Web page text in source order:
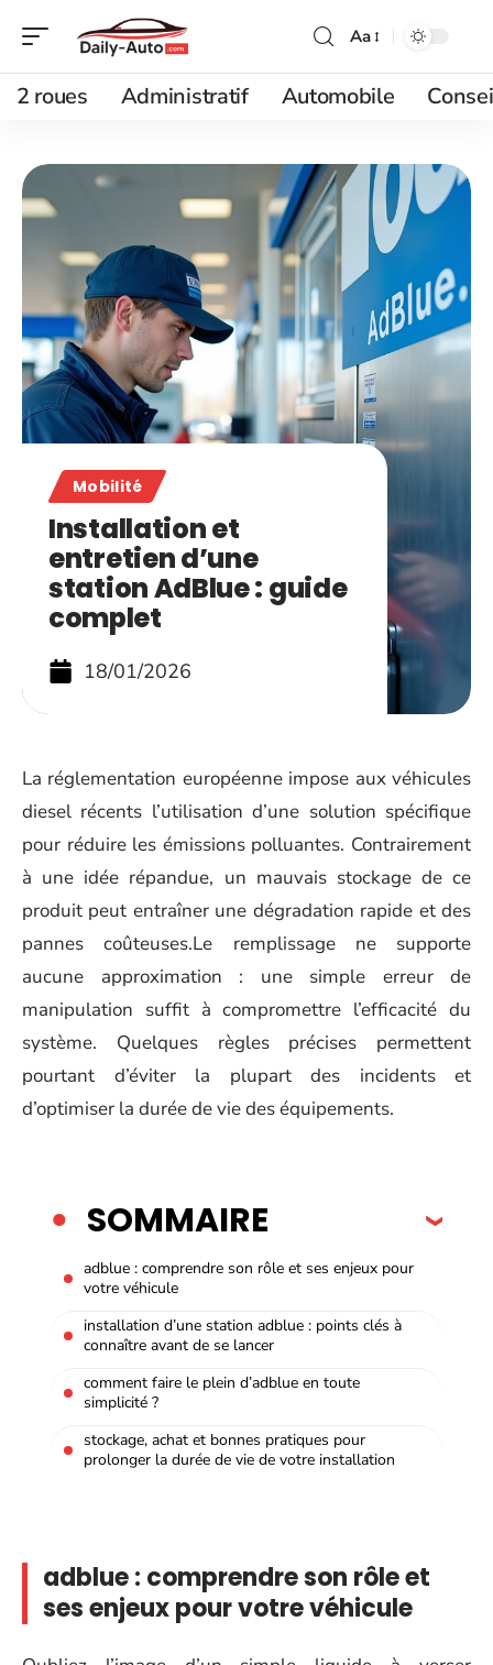
Aa
2 roues Administratif Automobile
Mobilité
Installation et
entretien d’une
station AdBlue : guide
complet
18/01/2026
La réglementation européenne impose aux véhicules
diesel récents l’utilisation d’une solution spécifique
pour réduire les émissions polluantes. Contrairement
à une idée répandue, un mauvais stockage de ce
produit peut entraîner une dégradation rapide et des
pannes coûteuses.Le remplissage ne supporte
aucune approximation : une simple erreur de
manipulation suffit à compromettre l’efficacité du
système. Quelques règles précises permettent
pourtant d’éviter la plupart des incidents et
d’optimiser la durée de vie des équipements.
SOMMAIRE
adblue : comprendre son rôle et ses enjeux pour
votre véhicule
installation d’une station adblue : points clés à
connaître avant de se lancer
comment faire le plein d’adblue en toute
simplicité ?
stockage, achat et bonnes pratiques pour
prolonger la durée de vie de votre installation
adblue : comprendre son rôle et
ses enjeux pour votre véhicule